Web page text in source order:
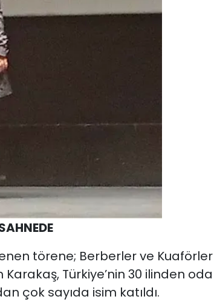
törene; Berberler ve Kuaförler
Türkiye’nin 30 ilinden oda
çok sayıda isim katıldı.